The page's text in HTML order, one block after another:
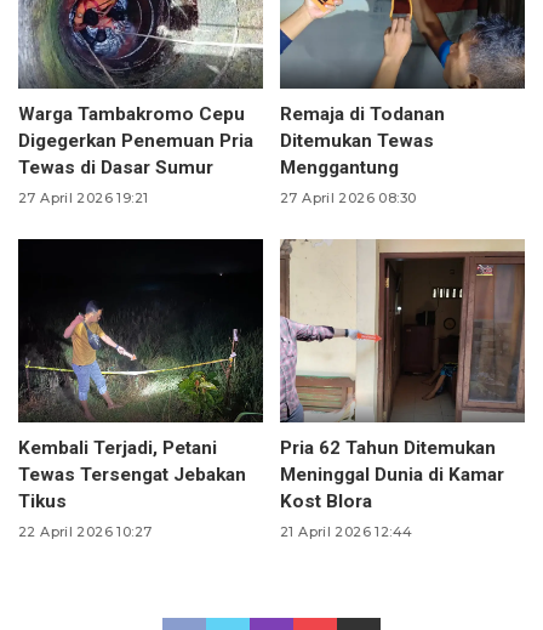
Warga Tambakromo Cepu
Digegerkan Penemuan Pria
Tewas di Dasar Sumur
27 April 2026 19:21
Remaja di Todanan
Ditemukan Tewas
Menggantung
27 April 2026 08:30
Kembali Terjadi, Petani
Tewas Tersengat Jebakan
Tikus
22 April 2026 10:27
Pria 62 Tahun Ditemukan
Meninggal Dunia di Kamar
Kost Blora
21 April 2026 12:44